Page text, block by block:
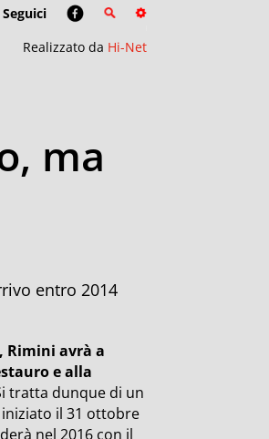
Seguici
Realizzato da Hi-Net
ma
entro 2014
Rimini avrà a
e alla
tratta dunque di un
iniziato il 31 ottobre
nel 2016 con il